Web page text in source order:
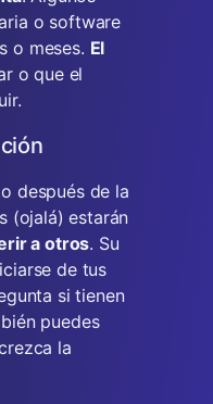
o software
o meses. El
o que el
después de la
(ojalá) estarán
a otros. Su
de tus
si tienen
puedes
la